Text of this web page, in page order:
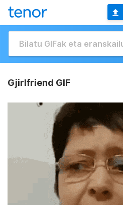
Gjirlfriend GIF